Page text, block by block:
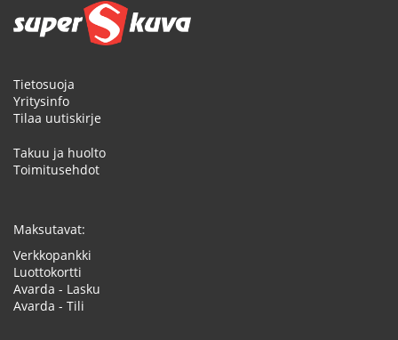
Tietosuoja
Yritysinfo
Tilaa uutiskirje
Takuu ja huolto
Toimitusehdot
Maksutavat:
Verkkopankki
Luottokortti
Avarda - Lasku
Avarda - Tili